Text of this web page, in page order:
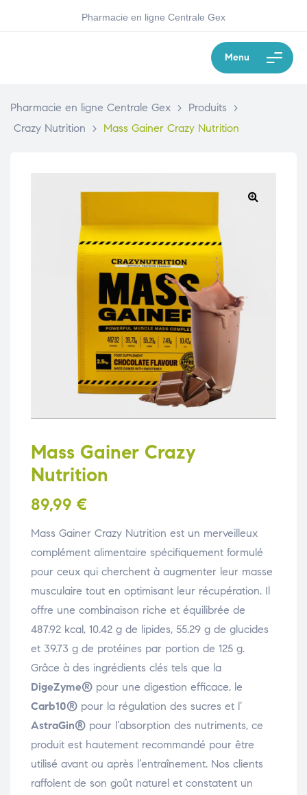
Pharmacie en ligne Centrale Gex
Menu
Pharmacie en ligne Centrale Gex > Produits
>
Crazy Nutrition
> Mass Gainer Crazy Nutrition
Mass Gainer Crazy
Nutrition
89,99 €
Mass Gainer Crazy Nutrition est un merveilleux
complément alimentaire spécifiquement formulé
pour ceux qui cherchent à augmenter leur masse
musculaire tout en optimisant leur récupération. Il
offre une combinaison riche et équilibrée de
487.92 kcal, 10.42 g de lipides, 55.29 g de glucides
et 39.73 g de protéines par portion de 125 g.
Grâce à des ingrédients clés tels que la
DigeZyme® pour une digestion efficace, le
Carb10® pour la régulation des sucres et l’
AstraGin® pour l’absorption des nutriments, ce
produit est hautement recommandé pour être
utilisé avant ou après l’entraînement. Nos clients
raffolent de son goût naturel et constatent un